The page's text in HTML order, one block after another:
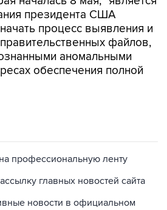
президента США
процесс выявления и
файлов,
аномальными
обеспечения полной
профессиональную ленту
главных новостей сайта
новости в официальном